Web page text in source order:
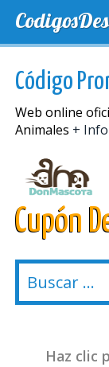
Código
Web online
Animales + Info
Cupón
Haz clic